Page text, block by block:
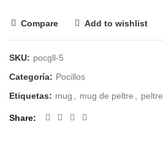
Compare Add to wishlist
SKU: pocgll-5
Categoría: Pocillos
Etiquetas: mug mug de peltre peltre
Share